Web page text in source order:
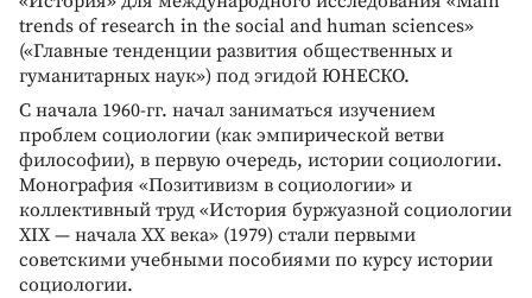
trends of research in the social and human sciences»
(«Главные тенденции развития общественных и
гуманитарных наук») под эгидой ЮНЕСКО.
С начала 1960-гг. начал заниматься изучением
проблем социологии (как эмпирической ветви
философии), в первую очередь, истории социологии.
Монография «Позитивизм в социологии» и
коллективный труд «История буржуазной социологии
XIX — начала XX века» (1979) стали первыми
советскими учебными пособиями по курсу истории
социологии.